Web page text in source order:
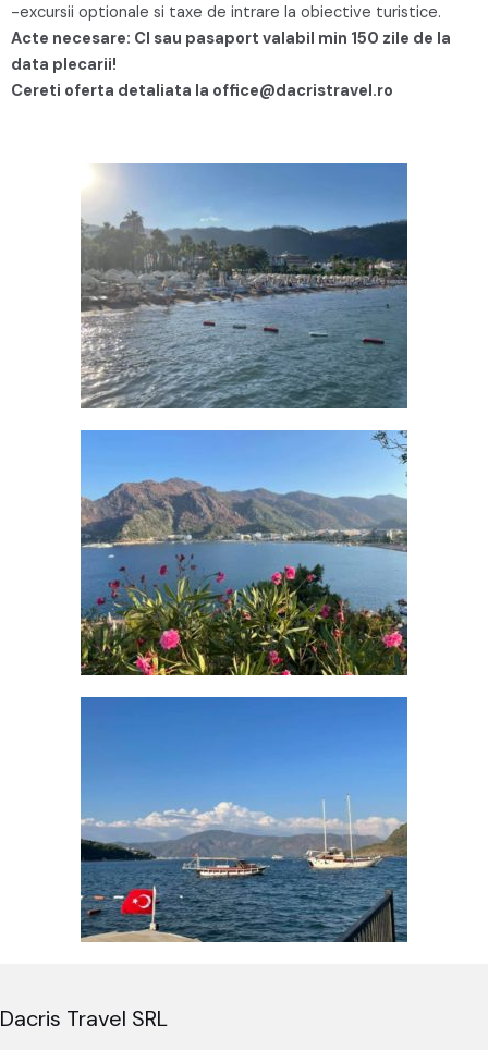
-excursii optionale si taxe de intrare la obiective turistice.
Acte necesare: CI sau pasaport valabil min 150 zile de la
data plecarii!
Cereti oferta detaliata la office@dacristravel.ro
Dacris Travel SRL